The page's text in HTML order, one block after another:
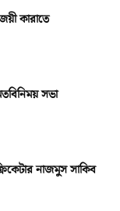
কারাতে
সভা
নাজমুস সাকিব